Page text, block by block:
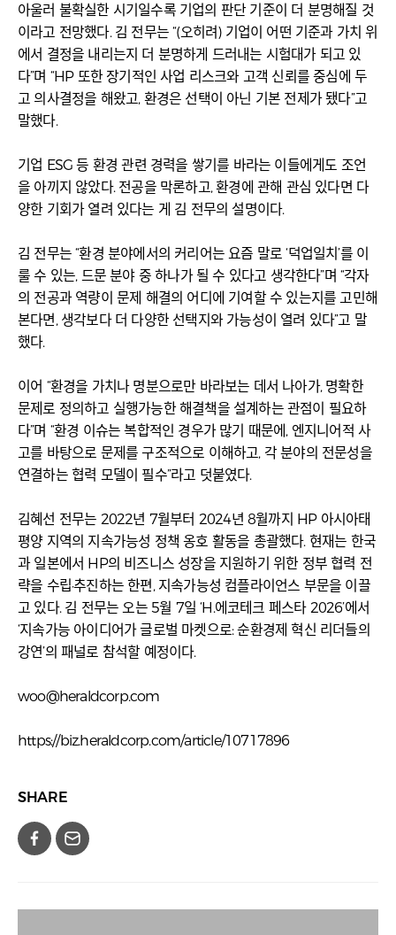
아울러 불확실한 시기일수록 기업의 판단 기준이 더 분명해질 것
이라고 전망했다. 김 전무는 “(오히려) 기업이 어떤 기준과 가치 위
에서 결정을 내리는지 더 분명하게 드러내는 시험대가 되고 있
다”며 “HP 또한 장기적인 사업 리스크와 고객 신뢰를 중심에 두
고 의사결정을 해왔고, 환경은 선택이 아닌 기본 전제가 됐다”고
말했다.
기업 ESG 등 환경 관련 경력을 쌓기를 바라는 이들에게도 조언
을 아끼지 않았다. 전공을 막론하고, 환경에 관해 관심 있다면 다
양한 기회가 열려 있다는 게 김 전무의 설명이다.
김 전무는 “환경 분야에서의 커리어는 요즘 말로 ‘덕업일치’를 이
룰 수 있는, 드문 분야 중 하나가 될 수 있다고 생각한다”며 “각자
의 전공과 역량이 문제 해결의 어디에 기여할 수 있는지를 고민해
본다면, 생각보다 더 다양한 선택지와 가능성이 열려 있다”고 말
했다.
이어 “환경을 가치나 명분으로만 바라보는 데서 나아가, 명확한
문제로 정의하고 실행가능한 해결책을 설계하는 관점이 필요하
다”며 “환경 이슈는 복합적인 경우가 많기 때문에, 엔지니어적 사
고를 바탕으로 문제를 구조적으로 이해하고, 각 분야의 전문성을
연결하는 협력 모델이 필수”라고 덧붙였다.
김혜선 전무는 2022년 7월부터 2024년 8월까지 HP 아시아태
평양 지역의 지속가능성 정책 옹호 활동을 총괄했다. 현재는 한국
과 일본에서 HP의 비즈니스 성장을 지원하기 위한 정부 협력 전
략을 수립·추진하는 한편, 지속가능성 컴플라이언스 부문을 이끌
고 있다. 김 전무는 오는 5월 7일 ‘H.에코테크 페스타 2026’에서
‘지속가능 아이디어가 글로벌 마켓으로: 순환경제 혁신 리더들의
강연’의 패널로 참석할 예정이다.
woo@heraldcorp.com
https://biz.heraldcorp.com/article/10717896
SHARE